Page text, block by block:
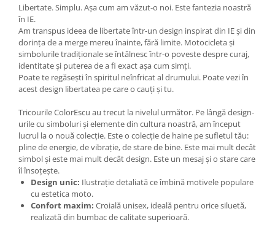
Libertate. Simplu. Așa cum am văzut-o noi. Este fantezia noastră
în IE.
Am transpus ideea de libertate într-un design inspirat din IE și din
dorința de a merge mereu înainte, fără limite. Motocicleta și
simbolurile tradiționale se întâlnesc într-o poveste despre curaj,
identitate și puterea de a fi exact așa cum simți.
Poate te regăsești în spiritul neînfricat al drumului. Poate vezi în
acest design libertatea pe care o cauți și tu.
Tricourile ColorEscu au trecut la nivelul următor. Pe lângă design-
urile cu simboluri și elemente din cultura noastră, am început
lucrul la o nouă colecție. Este o colecție de haine pe sufletul tău:
pline de energie, de vibrație, de stare de bine. Este mai mult decât
simbol și este mai mult decât design. Este un mesaj și o stare care
îl însoțește.
Design unic: Ilustrație detaliată ce îmbină motivele populare
cu estetica moto.
Confort maxim: Croială unisex, ideală pentru orice siluetă,
realizată din bumbac de calitate superioară.